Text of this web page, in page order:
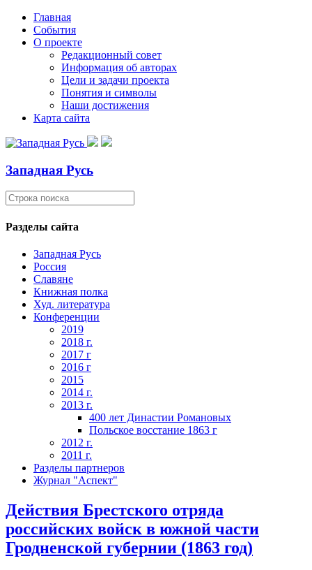
Главная
События
О проекте
Редакционный совет
Информация об авторах
Цели и задачи проекта
Понятия и символы
Наши достижения
Карта сайта
Западная Русь
Разделы сайта
Западная Русь
Россия
Славяне
Книжная полка
Худ. литература
Конференции
2019
2018 г.
2017 г
2016 г
2015
2014 г.
2013 г.
400 лет Династии Романовых
Польское восстание 1863 г
2012 г.
2011 г.
Разделы партнеров
Журнал "Аспект"
Действия Брестского отряда
российских войск в южной части
Гродненской губернии (1863 год)